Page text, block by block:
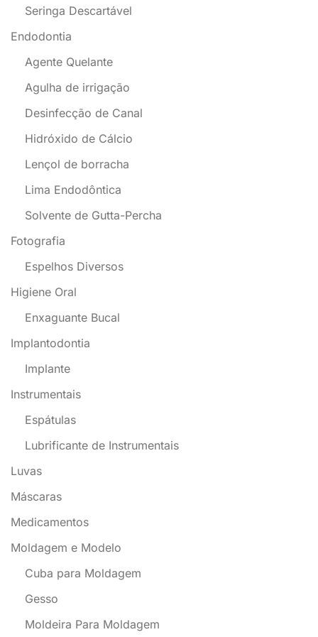
Seringa Descartável
Endodontia
Agente Quelante
Agulha de irrigação
Desinfecção de Canal
Hidróxido de Cálcio
Lençol de borracha
Lima Endodôntica
Solvente de Gutta-Percha
Fotografia
Espelhos Diversos
Higiene Oral
Enxaguante Bucal
Implantodontia
Implante
Instrumentais
Espátulas
Lubrificante de Instrumentais
Luvas
Máscaras
Medicamentos
Moldagem e Modelo
Cuba para Moldagem
Gesso
Moldeira Para Moldagem